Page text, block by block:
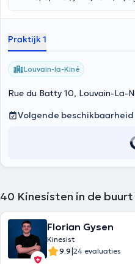
Praktijk 1
Louvain-la-Kiné
Rue du Batty 10, Louvain-La-
Volgende beschikbaarheid
40 Kinesisten in de
Florian Gysen
Kinesist
9.9|24 evaluaties